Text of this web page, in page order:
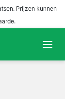
Prijzen kunnen